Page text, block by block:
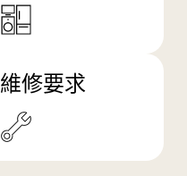
維修要求